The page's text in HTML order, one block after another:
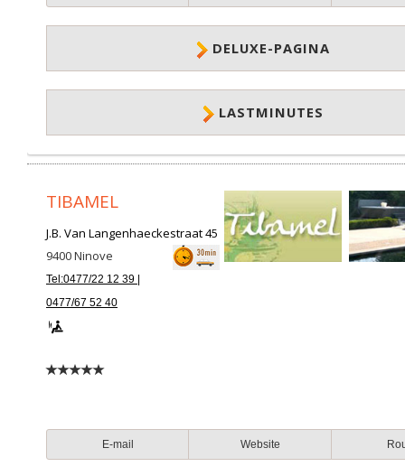
DELUXE-PAGINA
LASTMINUTES
TIBAMEL
J.B. Van Langenhaeckestraat 45
9400Ninove
Tel:0477/22 12 39 |
0477/67 52 40
E-mail Website